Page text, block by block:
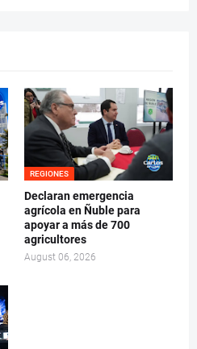
REGIONES
Declaran emergencia
agrícola en Ñuble para
apoyar a más de 700
agricultores
August 06, 2026